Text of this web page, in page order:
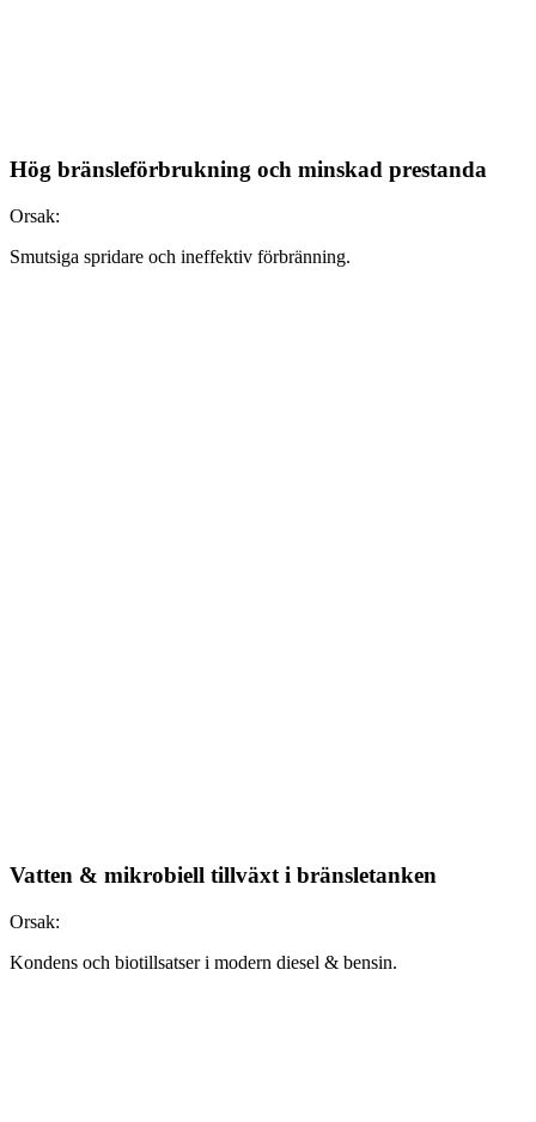
Hög bränsleförbrukning och minskad prestanda
Orsak:
Smutsiga spridare och ineffektiv förbränning.
Vatten & mikrobiell tillväxt i bränsletanken
Orsak:
Kondens och biotillsatser i modern diesel & bensin.